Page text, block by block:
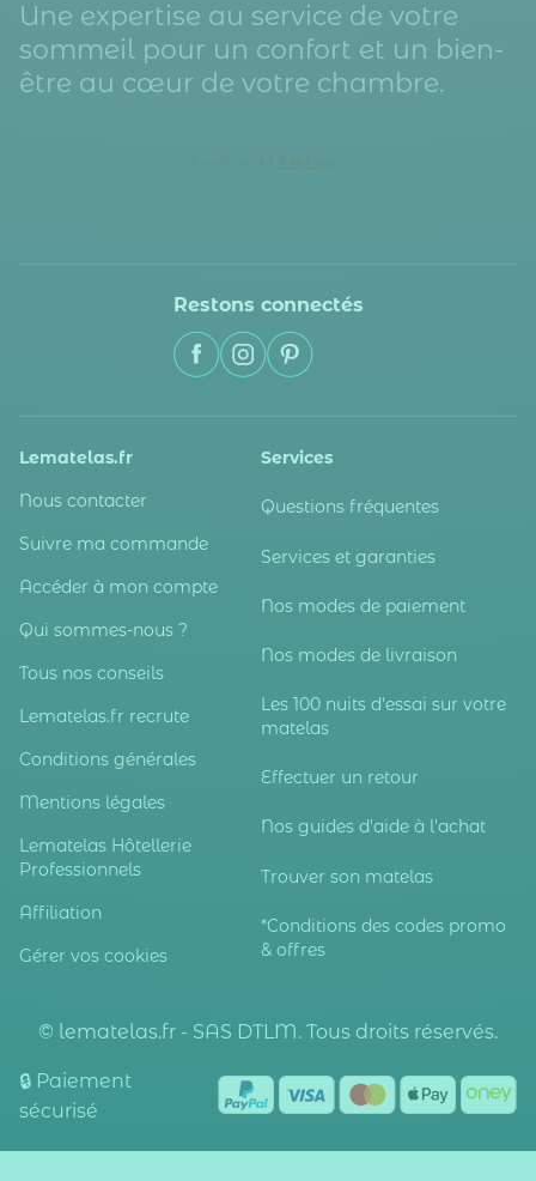
Une expertise au service de votre
sommeil pour un confort et un bien-
être au cœur de votre chambre.
Restons connectés
Lematelas.fr
Nous contacter
Suivre ma commande
Accéder à mon compte
Qui sommes-nous ?
Tous nos conseils
Lematelas.fr recrute
Conditions générales
Mentions légales
Lematelas Hôtellerie
Professionnels
Affiliation
Gérer vos cookies
Services
Questions fréquentes
Services et garanties
Nos modes de paiement
Nos modes de livraison
Les 100 nuits d'essai sur votre
matelas
Effectuer un retour
Nos guides d'aide à l'achat
Trouver son matelas
*Conditions des codes promo
& offres
© lematelas.fr - SAS DTLM. Tous droits réservés.
🔒 Paiement
sécurisé